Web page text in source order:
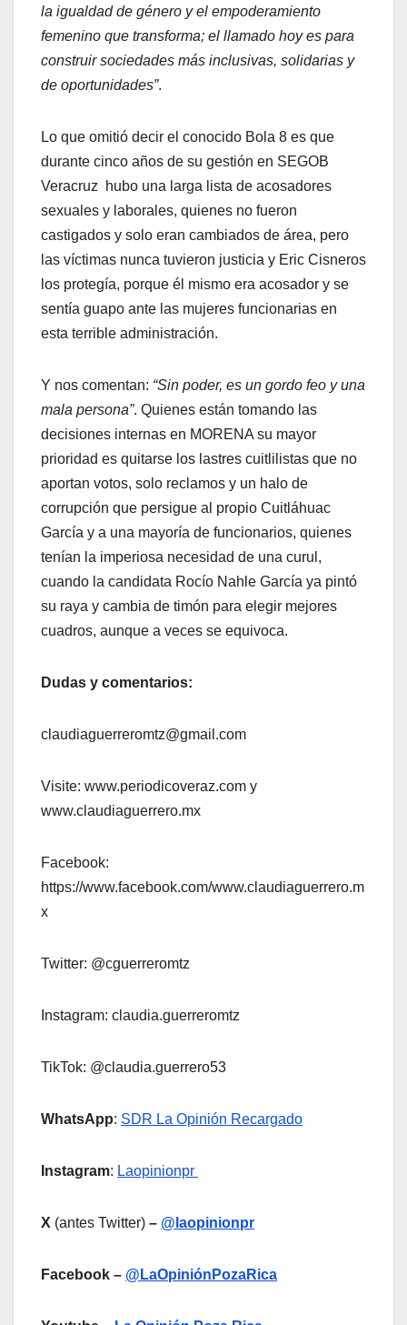
la igualdad de género y el empoderamiento
femenino que transforma; el llamado hoy es para
construir sociedades más inclusivas, solidarias y
de oportunidades”.
Lo que omitió decir el conocido Bola 8 es que
durante cinco años de su gestión en SEGOB
Veracruz hubo una larga lista de acosadores
sexuales y laborales, quienes no fueron
castigados y solo eran cambiados de área, pero
las víctimas nunca tuvieron justicia y Eric Cisneros
los protegía, porque él mismo era acosador y se
sentía guapo ante las mujeres funcionarias en
esta terrible administración.
Y nos comentan: “Sin poder, es un gordo feo y una
mala persona”. Quienes están tomando las
decisiones internas en MORENA su mayor
prioridad es quitarse los lastres cuitlilistas que no
aportan votos, solo reclamos y un halo de
corrupción que persigue al propio Cuitláhuac
García y a una mayoría de funcionarios, quienes
tenían la imperiosa necesidad de una curul,
cuando la candidata Rocío Nahle García ya pintó
su raya y cambia de timón para elegir mejores
cuadros, aunque a veces se equivoca.
Dudas y comentarios:
claudiaguerreromtz@gmail.com
Visite: www.periodicoveraz.com y
www.claudiaguerrero.mx
Facebook:
https://www.facebook.com/www.claudiaguerrero.m
x
Twitter: @cguerreromtz
Instagram: claudia.guerreromtz
TikTok: @claudia.guerrero53
WhatsApp: SDR La Opinión Recargado
Instagram: Laopinionpr
X (antes Twitter) – @laopinionpr
Facebook – @LaOpiniónPozaRica